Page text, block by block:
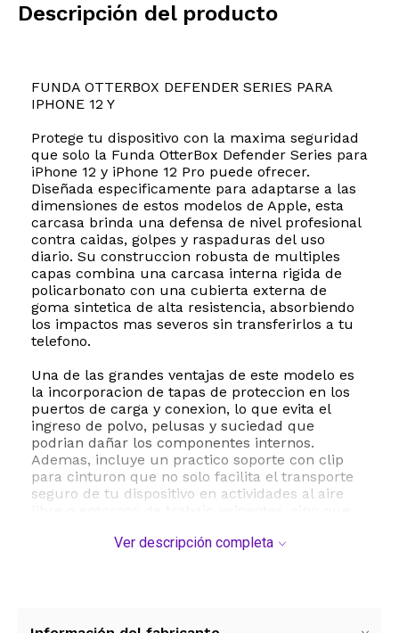
Descripción del producto
FUNDA OTTERBOX DEFENDER SERIES PARA
IPHONE 12 Y
Protege tu dispositivo con la maxima seguridad
que solo la Funda OtterBox Defender Series para
iPhone 12 y iPhone 12 Pro puede ofrecer.
Diseñada especificamente para adaptarse a las
dimensiones de estos modelos de Apple, esta
carcasa brinda una defensa de nivel profesional
contra caidas, golpes y raspaduras del uso
diario. Su construccion robusta de multiples
capas combina una carcasa interna rigida de
policarbonato con una cubierta externa de
goma sintetica de alta resistencia, absorbiendo
los impactos mas severos sin transferirlos a tu
telefono.
Una de las grandes ventajas de este modelo es
la incorporacion de tapas de proteccion en los
puertos de carga y conexion, lo que evita el
ingreso de polvo, pelusas y suciedad que
podrian dañar los componentes internos.
Ademas, incluye un practico soporte con clip
para cinturon que no solo facilita el transporte
seguro de tu dispositivo en actividades al aire
para disfrutar de contenido multimedia en
deslizamientos accidentales, esta funda es la
Ver descripción completa